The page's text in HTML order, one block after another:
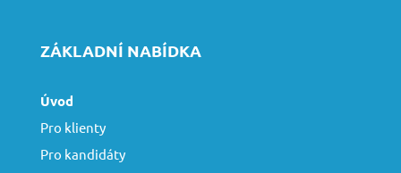
ZÁKLADNÍ NABÍDKA
Úvod
Pro klienty
Pro kandidáty